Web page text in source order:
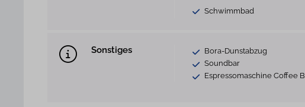
Schwimmbad
Sonstiges
Bora-Dunstabzug
Soundbar
Espressomaschine Coffee B